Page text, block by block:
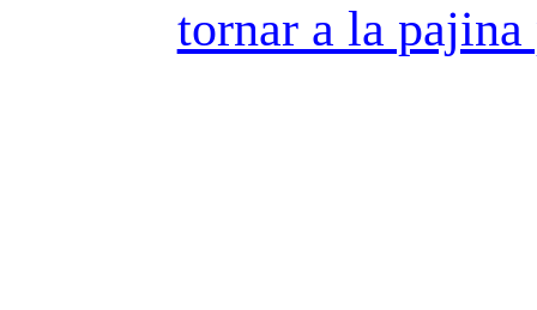
tornar a la